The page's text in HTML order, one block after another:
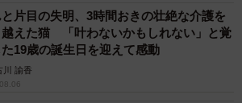
片目の失明、3時間おきの壮絶な介護を
越えた猫 「叶わないかもしれない」と覚
19歳の誕生日を迎えて感動
川 諭香